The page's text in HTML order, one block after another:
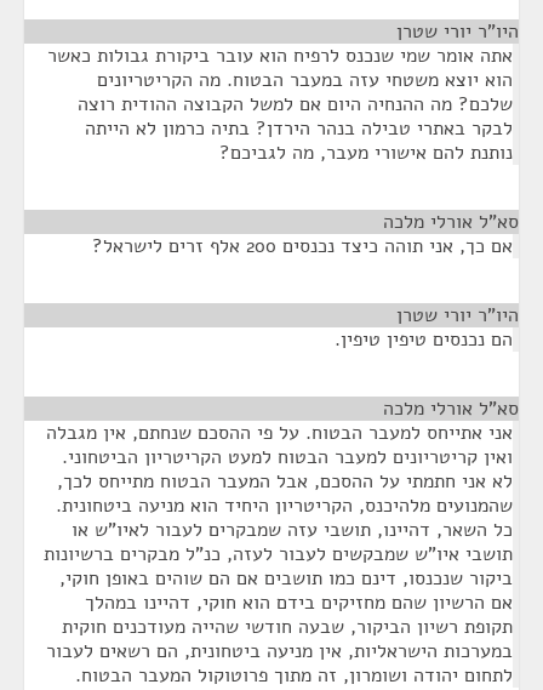
היו"ר יורי שטרן
אתה אומר שמי שנכנס לרפיח הוא עובר ביקורת גבולות כאשר
הוא יוצא משטחי עזה במעבר הבטוח. מה הקריטריונים
שלכם? מה ההנחיה היום אם למשל הקבוצה ההודית רוצה
לבקר באתרי טבילה בנהר הירדן? בתיה כרמון לא הייתה
נותנת להם אישורי מעבר, מה לגביכם?
סא”ל אורלי מלכה
אם כך, אני תוהה כיצד נכנסים 200 אלף זרים לישראל?
היו"ר יורי שטרן
הם נכנסים טיפין טיפין.
סא”ל אורלי מלכה
אני אתייחס למעבר הבטוח. על פי ההסכם שנחתם, אין מגבלה
ואין קריטריונים למעבר הבטוח למעט הקריטריון הביטחוני.
לא אני חתמתי על ההסכם, אבל המעבר הבטוח מתייחס לכך,
שהמנועים מלהיכנס, הקריטריון היחיד הוא מניעה ביטחונית.
כל השאר, דהיינו, תושבי עזה שמבקרים לעבור לאיו"ש או
תושבי איו"ש שמבקשים לעבור לעזה, כנ"ל מבקרים ברשיונות
ביקור שנכנסו, דינם כמו תושבים אם הם שוהים באופן חוקי,
אם הרשיון שהם מחזיקים בידם הוא חוקי, דהיינו במהלך
תקופת רשיון הביקור, שבעה חודשי שהייה מעודכנים חוקית
במערכות הישראליות, אין מניעה ביטחונית, הם רשאים לעבור
לתחום יהודה ושומרון, זה מתוך פרוטוקול המעבר הבטוח.